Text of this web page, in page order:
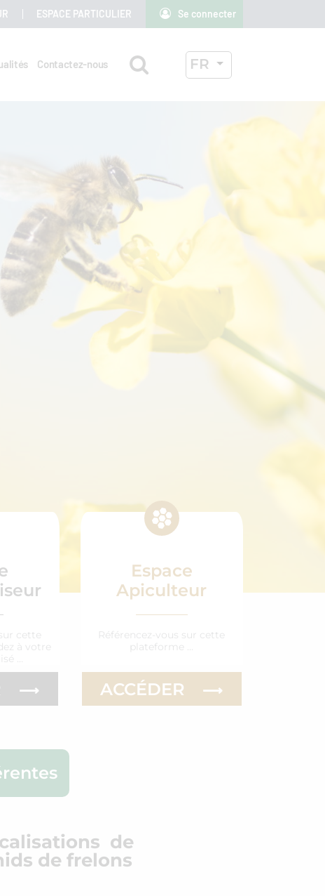
ESPACE PARTICULIER Se connecter
Contactez-nous Rechercher
LANGUE ACTIVE
FR
cette
à votre
…
Espace
Apiculteur
Référencez-vous sur cette
plateforme …
ACCÉDER
de
de frelons